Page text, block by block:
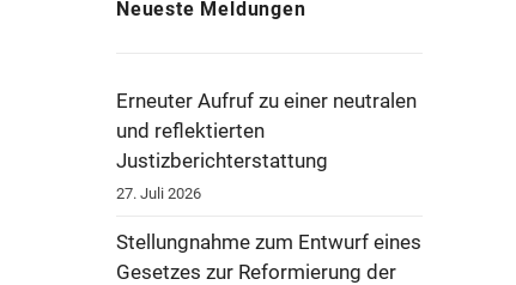
Neueste Meldungen
Erneuter Aufruf zu einer neutralen
und reflektierten
Justizberichterstattung
27. Juli 2026
Stellungnahme zum Entwurf eines
Gesetzes zur Reformierung der